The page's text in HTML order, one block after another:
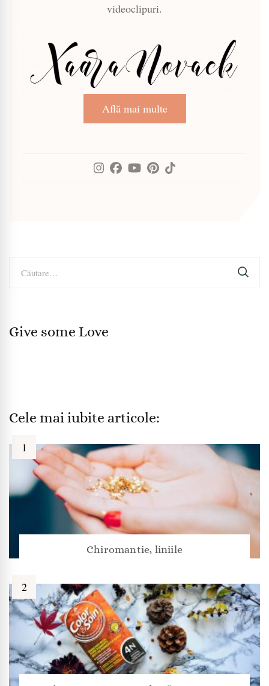
videoclipuri.
Află mai multe
după:
Give some Love
Cele mai iubite articole:
Chiromantie, liniile